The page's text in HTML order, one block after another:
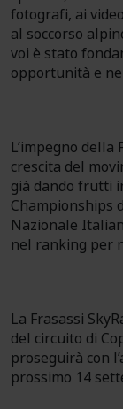
fotografi, ai
al soccorso
voi è stato
opportunità e
L’impegno
crescita del
già dando frutti
Championships
Nazionale
nel ranking per
La Frasassi
del circuito di
proseguirà con
prossimo 14